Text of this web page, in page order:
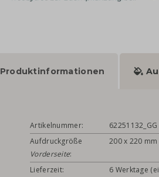
Produktinformationen
Artikelnummer:
62251132_GG
Aufdruckgröße
Vorderseite:
200 x 220 mm
Lieferzeit:
6 Werktage